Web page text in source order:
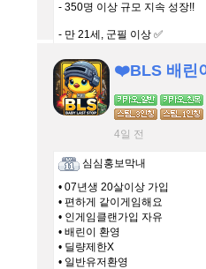
- 350명 이상 규모 지속 성장!!
- 만 21세, 군필 이상 ✅
4일 전
심심홍보막내
• 07년생 20살이상 가입
• 편하게 같이게임해요
• 인게임클랜가입 자유
• 배린이 환영
• 딜량제한X
• 일반유저환영